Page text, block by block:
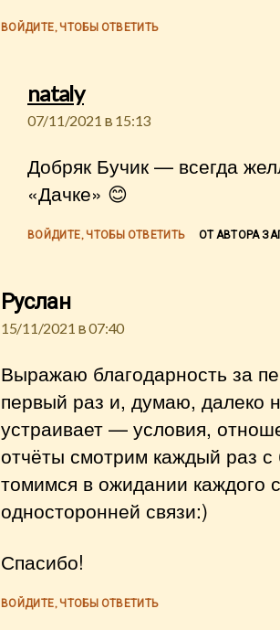
ВОЙДИТЕ, ЧТОБЫ ОТВЕТИТЬ
natalyпишет:
07/11/2021 в 15:13
Добряк Бучик — всегда
«Дачке» 😊
ВОЙДИТЕ, ЧТОБЫ ОТВЕТИТЬ ОТ АВТОРА
Русланпишет:
15/11/2021 в 07:40
Выражаю благодарность за
первый раз и, думаю, далеко
устраивает — условия,
отчёты смотрим каждый раз
томимся в ожидании каждого
односторонней связи:)
Спасибо!
ВОЙДИТЕ, ЧТОБЫ ОТВЕТИТЬ